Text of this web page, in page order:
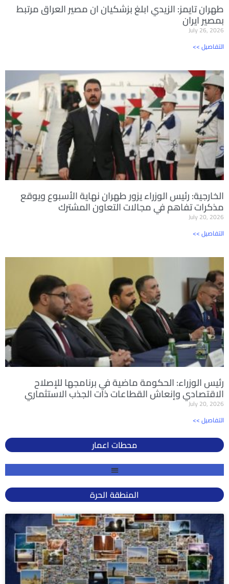
طهران تايمز: الزيدي ابلغ بزشكيان ان مصير العراق مرتبط
بمصير ايران
July 26, 2026
<< التفاصيل
الخارجية: رئيس الوزراء يزور طهران نهاية الأسبوع ويوقع
مذكرات تفاهم في مجالات التعاون المشترك
July 20, 2026
<< التفاصيل
رئيس الوزراء: الحكومة ماضية في برنامجها للإصلاح
الاقتصادي وإنعاش القطاعات ذات الجذب الاستثماري
July 20, 2026
<< التفاصيل
محطات اعمار
المنطقة الحرة